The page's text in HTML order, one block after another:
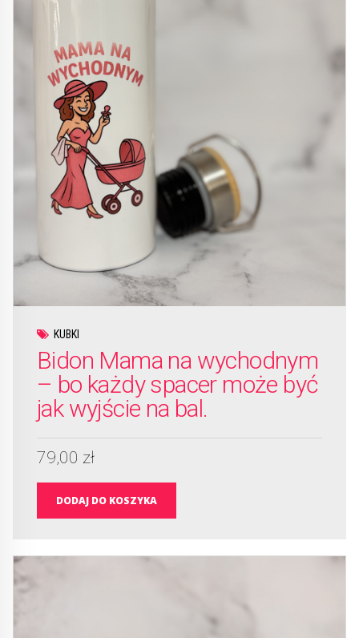
KUBKI
Bidon Mama na wychodnym
– bo każdy spacer może być
jak wyjście na bal.
79,00 zł
DODAJ DO KOSZYKA